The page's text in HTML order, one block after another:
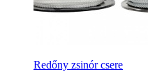
Redőny zsinór csere